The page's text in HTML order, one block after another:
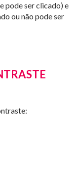
pode ser clicado) e
ou não pode ser